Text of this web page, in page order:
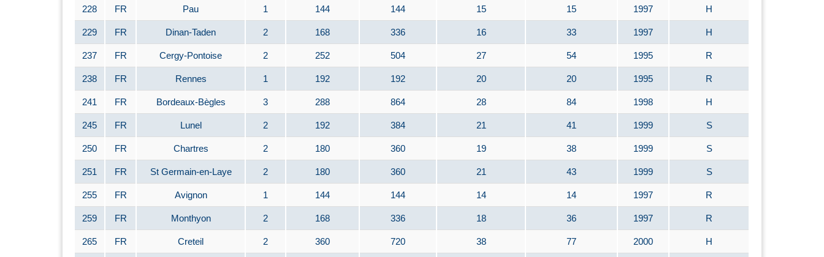
228 FR Pau 1 144 144 15 15 1997 H
229 FR Dinan-Taden 2 168 336 16 33 1997 H
237 FR Cergy-Pontoise 2 252 504 27 54 1995 R
238 FR Rennes 1 192 192 20 20 1995 R
241 FR Bordeaux-Bègles 3 288 864 28 84 1998 H
245 FR Lunel 2 192 384 21 41 1999 S
250 FR Chartres 2 180 360 19 38 1999 S
251 FR St Germain-en-Laye 2 180 360 21 43 1999 S
255 FR Avignon 1 144 144 14 14 1997 R
259 FR Monthyon 2 168 336 18 36 1997 R
265 FR Creteil 2 360 720 38 77 2000 H